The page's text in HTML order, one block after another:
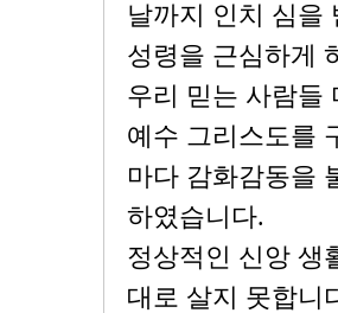
날까지 인치 심을
성령을 근심하게
우리 믿는 사람들
예수 그리스도를
마다 감화감동을
하였습니다.
정상적인 신앙 생
대로 살지 못합니